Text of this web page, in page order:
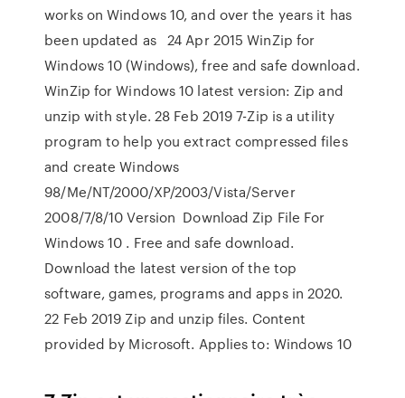
works on Windows 10, and over the years it has
been updated as 24 Apr 2015 WinZip for
Windows 10 (Windows), free and safe download.
WinZip for Windows 10 latest version: Zip and
unzip with style. 28 Feb 2019 7-Zip is a utility
program to help you extract compressed files
and create Windows
98/Me/NT/2000/XP/2003/Vista/Server
2008/7/8/10 Version Download Zip File For
Windows 10 . Free and safe download.
Download the latest version of the top
software, games, programs and apps in 2020.
22 Feb 2019 Zip and unzip files. Content
provided by Microsoft. Applies to: Windows 10